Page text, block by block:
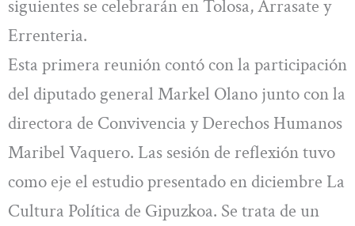
siguientes se celebrarán en Tolosa, Arrasate y
Errenteria.
Esta primera reunión contó con la participación
del diputado general Markel Olano junto con la
directora de Convivencia y Derechos Humanos
Maribel Vaquero. Las sesión de reflexión tuvo
como eje el estudio presentado en diciembre La
Cultura Política de Gipuzkoa. Se trata de un